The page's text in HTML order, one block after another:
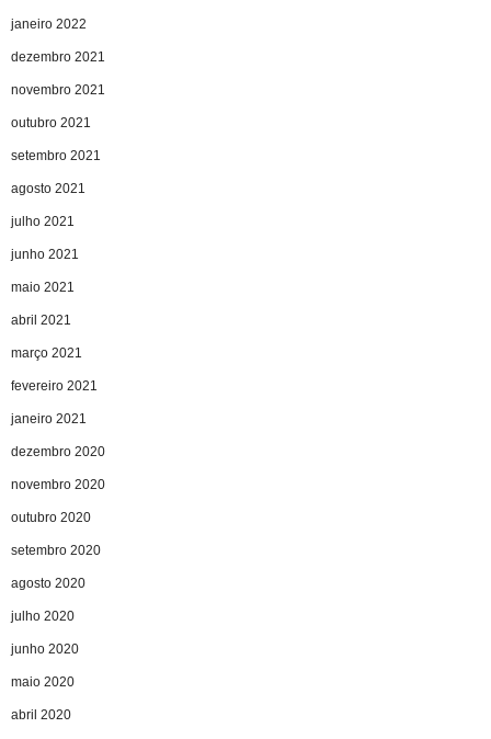
janeiro 2022
dezembro 2021
novembro 2021
outubro 2021
setembro 2021
agosto 2021
julho 2021
junho 2021
maio 2021
abril 2021
março 2021
fevereiro 2021
janeiro 2021
dezembro 2020
novembro 2020
outubro 2020
setembro 2020
agosto 2020
julho 2020
junho 2020
maio 2020
abril 2020